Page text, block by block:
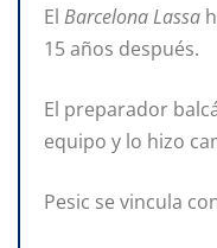
El Barcelona Lassa
15 años después.
El preparador
equipo y lo hizo
Pesic se vincula